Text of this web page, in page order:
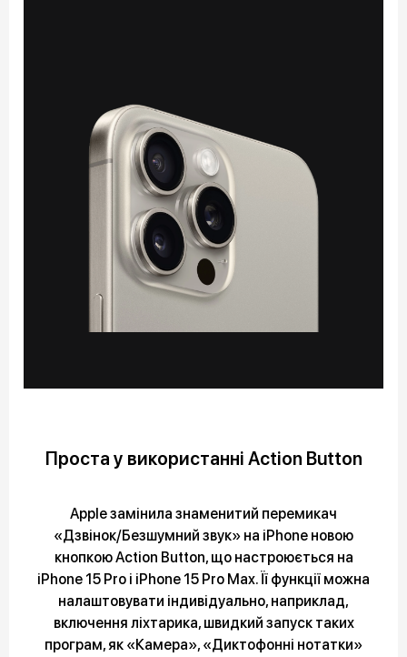
Проста у використанні Action Button
Apple замінила знаменитий перемикач
«Дзвінок/Безшумний звук» на iPhone новою
кнопкою Action Button, що настроюється на
iPhone 15 Pro і iPhone 15 Pro Max. Її функції можна
налаштовувати індивідуально, наприклад,
включення ліхтарика, швидкий запуск таких
програм, як «Камера», «Диктофонні нотатки»